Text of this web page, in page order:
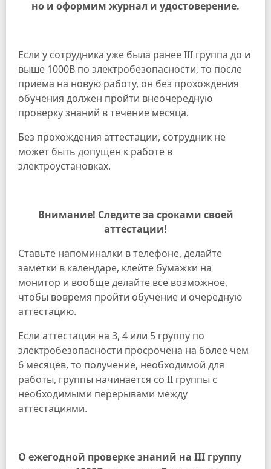
но и оформим журнал и удостоверение.
Если у сотрудника уже была ранее III группа до и
выше 1000В по электробезопасности, то после
приема на новую работу, он без прохождения
обучения должен пройти внеочередную
проверку знаний в течение месяца.
Без прохождения аттестации, сотрудник не
может быть допущен к работе в
электроустановках.
Внимание! Следите за сроками своей
аттестации!
Ставьте напоминалки в телефоне, делайте
заметки в календаре, клейте бумажки на
монитор и вообще делайте все возможное,
чтобы вовремя пройти обучение и очередную
аттестацию.
Если аттестация на 3, 4 или 5 группу по
электробезопасности просрочена на более чем
6 месяцев, то получение, необходимой для
работы, группы начинается со II группы с
необходимыми перерывами между
аттестациями.
О ежегодной проверке знаний на III группу